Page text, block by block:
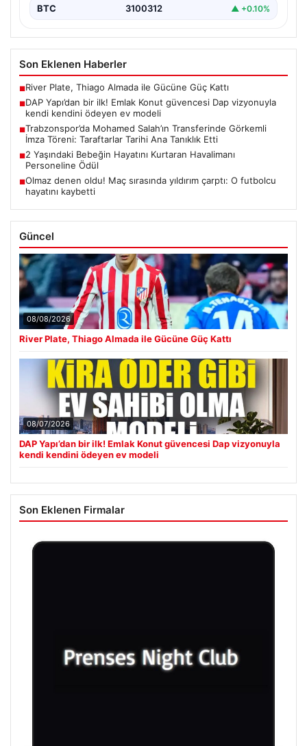
BTC 3100312 ▲ +0.10%
Son Eklenen Haberler
■River Plate, Thiago Almada ile Gücüne Güç Kattı
■DAP Yapı’dan bir ilk! Emlak Konut güvencesi Dap vizyonuyla
kendi kendini ödeyen ev modeli
■Trabzonspor’da Mohamed Salah’ın Transferinde Görkemli
İmza Töreni: Taraftarlar Tarihi Ana Tanıklık Etti
■2 Yaşındaki Bebeğin Hayatını Kurtaran Havalimanı
Personeline Ödül
■Olmaz denen oldu! Maç sırasında yıldırım çarptı: O futbolcu
hayatını kaybetti
Güncel
08/08/2026
River Plate, Thiago Almada ile Gücüne Güç Kattı
08/07/2026
DAP Yapı’dan bir ilk! Emlak Konut güvencesi Dap vizyonuyla
kendi kendini ödeyen ev modeli
Son Eklenen Firmalar